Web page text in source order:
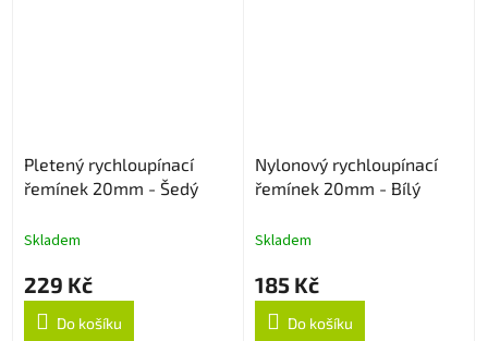
Pletený rychloupínací
řemínek 20mm - Šedý
Skladem
229 Kč
Do košíku
Nylonový rychloupínací
řemínek 20mm - Bílý
Skladem
185 Kč
Do košíku